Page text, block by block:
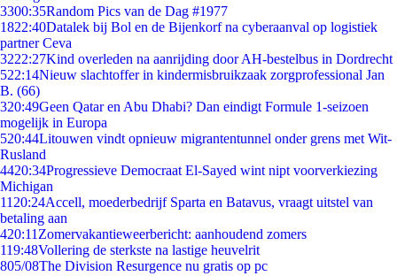
3300:35Random Pics van de Dag #1977
1822:40Datalek bij Bol en de Bijenkorf na cyberaanval op logistiek
partner Ceva
3222:27Kind overleden na aanrijding door AH-bestelbus in Dordrecht
522:14Nieuw slachtoffer in kindermisbruikzaak zorgprofessional Jan
B. (66)
320:49Geen Qatar en Abu Dhabi? Dan eindigt Formule 1-seizoen
mogelijk in Europa
520:44Litouwen vindt opnieuw migrantentunnel onder grens met Wit-
Rusland
4420:34Progressieve Democraat El-Sayed wint nipt voorverkiezing
Michigan
11 20:24Accell, moederbedrijf Sparta en Batavus, vraagt uitstel van
betaling aan
420:11 Zomervakantieweerbericht: aanhoudend zomers
119:48Vollering de sterkste na lastige heuvelrit
805/08The Division Resurgence nu gratis op pc